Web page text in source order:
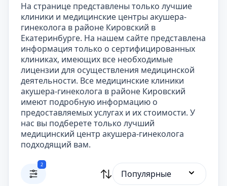
На странице представлены только лучшие
клиники и медицинские центры акушера-
гинеколога в районе Кировский в
Екатеринбурге. На нашем сайте представлена
информация только о сертифицированных
клиниках, имеющих все необходимые
лицензии для осуществления медицинской
деятельности. Все медицинские клиники
акушера-гинеколога в районе Кировский
имеют подробную информацию о
предоставляемых услугах и их стоимости. У
нас вы подберете только лучший
медицинский центр акушера-гинеколога
подходящий вам.
2
Популярные